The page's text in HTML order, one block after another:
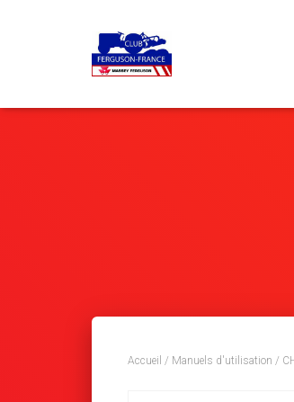
Accueil / Manuels d'utilisation /